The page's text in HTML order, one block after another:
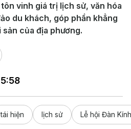
vinh giá trị lịch sử, văn hóa
du khách, góp phần khẳng
của địa phương.
tái hiện lịch sử Lễ hội Đàn